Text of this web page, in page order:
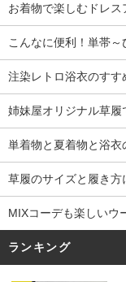
お着物で楽しむドレ
こんなに便利！単帯～
注染レトロ浴衣のすす
姉妹屋オリジナル草履
単着物と夏着物と浴衣
草履のサイズと履き方
MIXコーデも楽しいウ
ランキング